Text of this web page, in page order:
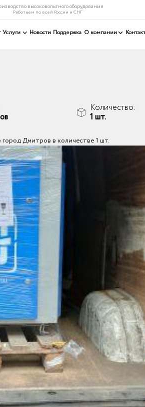
высоковольтного оборудования
Работаем по всей России и СНГ
Услуги Новости Поддержка О компании
Количество:
1 шт.
Дмитров в количестве 1 шт.